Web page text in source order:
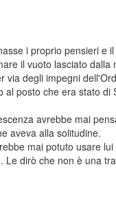
i proprio pensieri e
il vuoto lasciato dalla
degli impegni
posto che era stato
avrebbe mai
aveva alla solitudine.
mai potuto usare
dirò che non è una